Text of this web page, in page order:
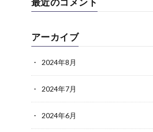
アーカイブ
2024年8月
2024年7月
2024年6月